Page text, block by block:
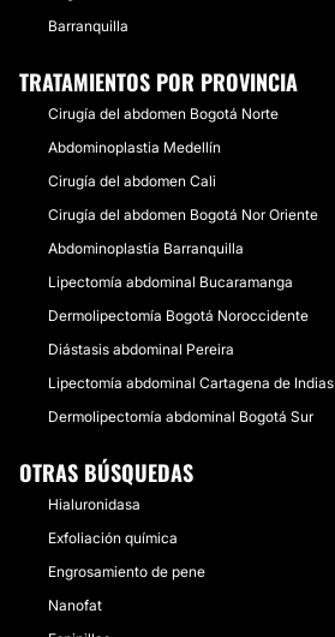
Barranquilla
TRATAMIENTOS POR PROVINCIA
Cirugía del abdomen Bogotá Norte
Abdominoplastia Medellín
Cirugía del abdomen Cali
Cirugía del abdomen Bogotá Nor Oriente
Abdominoplastia Barranquilla
Lipectomía abdominal Bucaramanga
Dermolipectomía Bogotá Noroccidente
Diástasis abdominal Pereira
Lipectomía abdominal Cartagena de Indias
Dermolipectomía abdominal Bogotá Sur
OTRAS BÚSQUEDAS
Hialuronidasa
Exfoliación química
Engrosamiento de pene
Nanofat